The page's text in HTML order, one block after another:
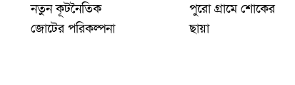
নতুন কূটনৈতিক
জোটের পরিকল্পনা
পুরো গ্রামে শোকের
ছায়া